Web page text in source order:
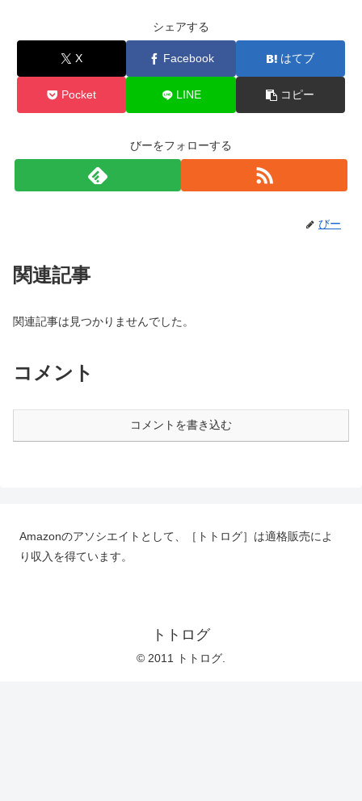
シェアする
X Facebook はてブ
Pocket LINE コピー
びーをフォローする
びー
関連記事
関連記事は見つかりませんでした。
コメント
コメントを書き込む
Amazonのアソシエイトとして、［トトログ］は適格販売によ
り収入を得ています。
トトログ
© 2011 トトログ.